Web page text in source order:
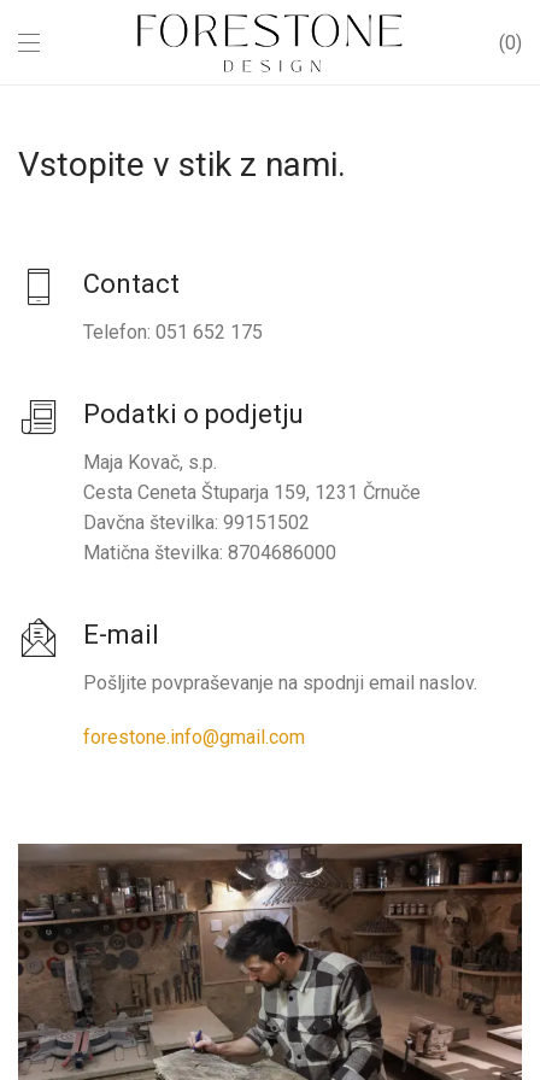
0
Vstopite v stik z nami.
Contact
Telefon: 051 652 175
Podatki o podjetju
Maja Kovač, s.p.
Cesta Ceneta Štuparja 159, 1231 Črnuče
Davčna številka: 99151502
Matična številka: 8704686000
E-mail
Pošljite povpraševanje na spodnji email naslov.
forestone.info@gmail.com